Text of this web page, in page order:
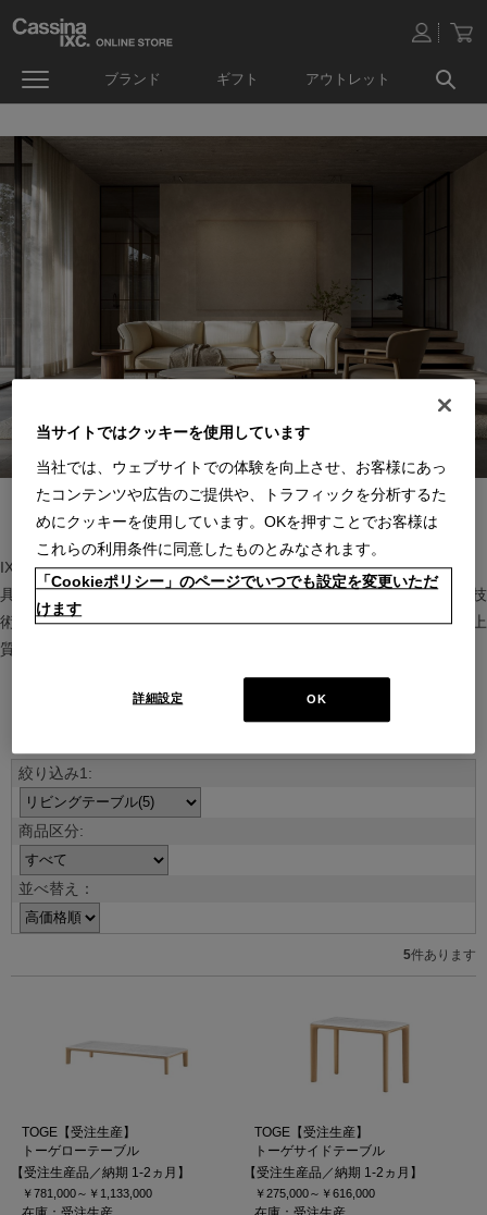
ブランド ギフト アウトレット
IXC（イクスシー）は、”Emotional Minimalism”を掲げるグローバル家
具ブランド。ヨーロッパの家具文化と日本の美意識を融合し、素材や技
術を活かした持続可能で洗練されたインテリアを提案。長く愛される上
質な暮らしを届けます。
ブランド紹介を見る
並べ替え：
5件あります
TOGE【受注生産】
トーゲローテーブル
【受注生産品／納期 1-2ヵ月】
￥781,000～ ￥1,133,000
TOGE【受注生産】
トーゲサイドテーブル
【受注生産品／納期 1-2ヵ月】
￥275,000～ ￥616,000
当サイトではクッキーを使用しています
当社では、ウェブサイトでの体験を向上させ、お客様にあっ
たコンテンツや広告のご提供や、トラフィックを分析するた
めにクッキーを使用しています。OKを押すことでお客様は
これらの利用条件に同意したものとみなされます。
「Cookieポリシー」のページでいつでも設定を変更いただ
けます
OK
詳細設定